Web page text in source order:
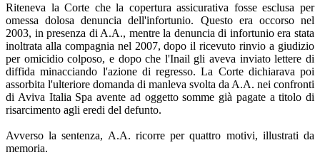
Riteneva la Corte che la copertura assicurativa fosse esclusa per
omessa dolosa denuncia dell'infortunio. Questo era occorso nel
2003, in presenza di A.A., mentre la denuncia di infortunio era stata
inoltrata alla compagnia nel 2007, dopo il ricevuto rinvio a giudizio
per omicidio colposo, e dopo che l'Inail gli aveva inviato lettere di
diffida minacciando l'azione di regresso. La Corte dichiarava poi
assorbita l'ulteriore domanda di manleva svolta da A.A. nei confronti
di Aviva Italia Spa avente ad oggetto somme già pagate a titolo di
risarcimento agli eredi del defunto.
Avverso la sentenza, A.A. ricorre per quattro motivi, illustrati da
memoria.